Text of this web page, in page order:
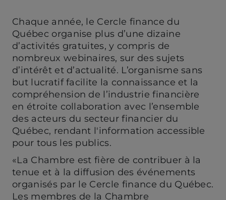
Chaque année, le Cercle finance du
Québec organise plus d’une dizaine
d’activités gratuites, y compris de
nombreux webinaires, sur des sujets
d’intérêt et d’actualité. L’organisme sans
but lucratif facilite la connaissance et la
compréhension de l’industrie financière
en étroite collaboration avec l’ensemble
des acteurs du secteur financier du
Québec, rendant l'information accessible
pour tous les publics.
«La Chambre est fière de contribuer à la
tenue et à la diffusion des événements
organisés par le Cercle finance du Québec.
Les membres de la Chambre